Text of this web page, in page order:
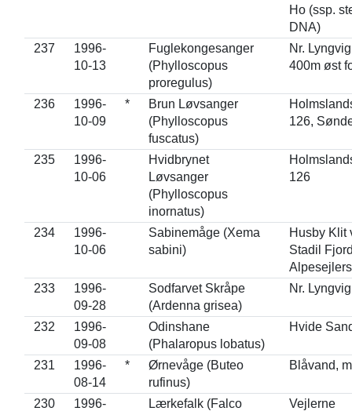
Ho (ssp.
DNA)
237
1996-
10-13
Fuglekongesanger
(Phylloscopus
proregulus)
Nr.
400m øst
236
1996-
10-09
*
Brun Løvsanger
(Phylloscopus
fuscatus)
126,
235
1996-
10-06
Hvidbrynet
Løvsanger
(Phylloscopus
inornatus)
126
234
1996-
10-06
Sabinemåge (Xema
sabini)
Husby Klit
Stadil
233
1996-
09-28
Sodfarvet Skråpe
(Ardenna grisea)
Nr. Lyngvig
232
1996-
09-08
Odinshane
(Phalaropus lobatus)
Hvide
231
1996-
08-14
*
Ørnevåge (Buteo
rufinus)
Blåvand,
230
1996-
Lærkefalk (Falco
Vejlerne